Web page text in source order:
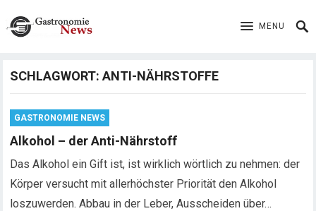
MENU
SCHLAGWORT:ANTI-NÄHRSTOFFE
GASTRONOMIE NEWS
Alkohol – der Anti-Nährstoff
Das Alkohol ein Gift ist, ist wirklich wörtlich zu nehmen: der
Körper versucht mit allerhöchster Priorität den Alkohol
loszuwerden. Abbau in der Leber, Ausscheiden über…